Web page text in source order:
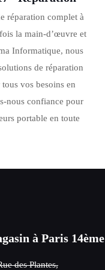
réparation complet à
la main-d’œuvre et
Informatique, nous
de réparation
vos besoins en
nous confiance pour
portable en toute
à Paris 14ème
des Plantes,